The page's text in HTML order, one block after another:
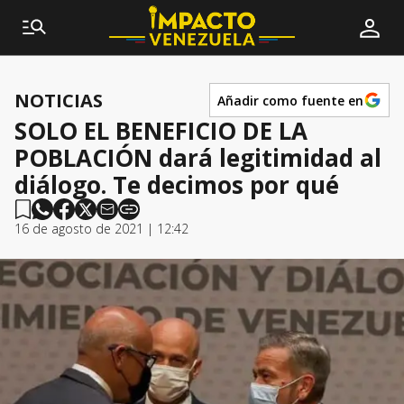
NOTICIAS Añadir como fuente en
SOLO EL BENEFICIO DE LA
POBLACIÓN dará legitimidad al
diálogo. Te decimos por qué
16 de agosto de 2021 | 12:42